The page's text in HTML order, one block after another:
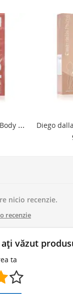
D
iego dalla Palma Body Line Thermoactive Slimming Shorts Refill Concentrat termo-activ pentru slabire atenueaza aspectul celulitei 50 ml
nicio recenzie.
recenzie
văzut
ta